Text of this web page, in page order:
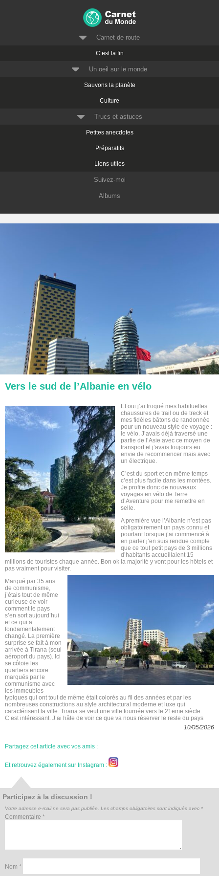
Carnet de route
C’est la fin
Un oeil sur le monde
Sauvons la planète
Culture
Trucs et astuces
Petites anecdotes
Préparatifs
Liens utiles
Suivez-moi
Albums
Vers le sud de l’Albanie en vélo
Et oui j’ai troqué mes habituelles
chaussures de trail ou de treck et
mes fidèles bâtons de randonnée
pour un nouveau style de voyage :
le vélo. J’avais déjà traversé une
partie de l’Asie avec ce moyen de
transport et j’avais toujours eu
envie de recommencer mais avec
un électrique.
C’est du sport et en même temps
c’est plus facile dans les montées.
Je profite donc de nouveaux
voyages en vélo de Terre
d’Aventure pour me remettre en
selle.
A première vue l’Albanie n’est pas
obligatoirement un pays connu et
pourtant lorsque j’ai commencé à
en parler j’en suis rendue compte
que ce tout petit pays de 3 millions
d’habitants accueillaient 15
millions de touristes chaque année. Bon ok la majorité y vont pour les hôtels et
pas vraiment pour visiter.
Marqué par 35 ans
de communisme,
j’étais tout de même
curieuse de voir
comment le pays
s’en sort aujourd’hui
et ce qui a
fondamentalement
changé. La première
surprise se fait à mon
arrivée à Tirana (seul
aéroport du pays). Ici
se côtoie les
quartiers encore
marqués par le
communisme avec
les immeubles
typiques qui ont tout de même était colorés au fil des années et par les
nombreuses constructions au style architectural moderne et luxe qui
caractérisent la ville. Tirana se veut une ville tournée vers le 21eme siècle.
C’est intéressant. J’ai hâte de voir ce que va nous réserver le reste du pays
10/05/2026
Partagez cet article avec vos amis :
Et retrouvez également sur Instagram :
Participez à la discussion !
Votre adresse e-mail ne sera pas publiée. Les champs obligatoires sont indiqués avec *
Commentaire *
Nom *